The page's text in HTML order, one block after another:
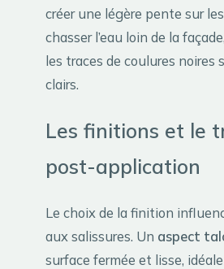
créer une légère pente sur
chasser l’eau loin de la
les traces de coulures noires
clairs.
Les finitions et le
post-application
Le choix de la finition
aux salissures. Un aspect
surface fermée et lisse,